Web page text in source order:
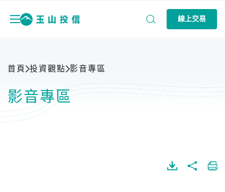
線上交易
首頁 投資觀點 影音專區
影音專區